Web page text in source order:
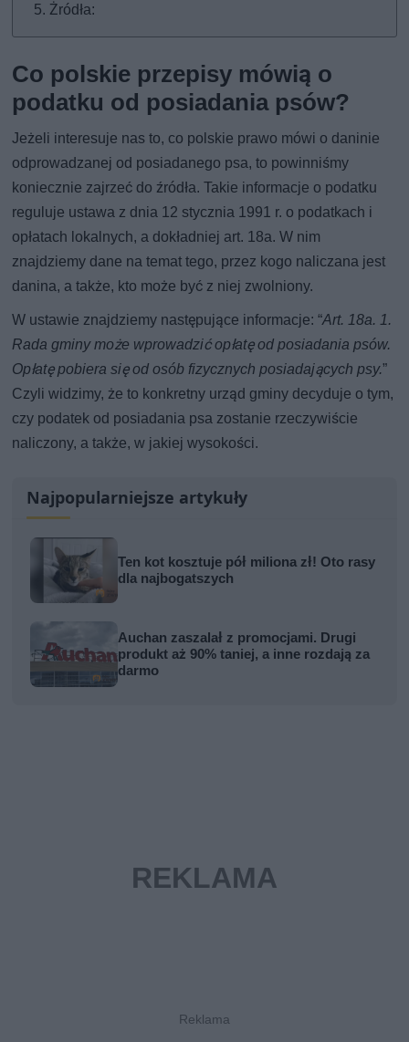
Żródła:
Co polskie przepisy mówią o
podatku od posiadania psów?
Jeżeli interesuje nas to, co polskie prawo mówi o daninie
odprowadzanej od posiadanego psa, to powinniśmy
koniecznie zajrzeć do źródła. Takie informacje o podatku
reguluje ustawa z dnia 12 stycznia 1991 r. o podatkach i
opłatach lokalnych, a dokładniej art. 18a. W nim
znajdziemy dane na temat tego, przez kogo naliczana jest
danina, a także, kto może być z niej zwolniony.
W ustawie znajdziemy następujące informacje: “Art. 18a. 1.
Rada gminy może wprowadzić opłatę od posiadania psów.
Opłatę pobiera się od osób fizycznych posiadających psy.”
Czyli widzimy, że to konkretny urząd gminy decyduje o tym,
czy podatek od posiadania psa zostanie rzeczywiście
naliczony, a także, w jakiej wysokości.
Najpopularniejsze artykuły
Ten kot kosztuje pół miliona zł! Oto rasy
dla najbogatszych
Auchan zaszalał z promocjami. Drugi
produkt aż 90% taniej, a inne rozdają za
darmo